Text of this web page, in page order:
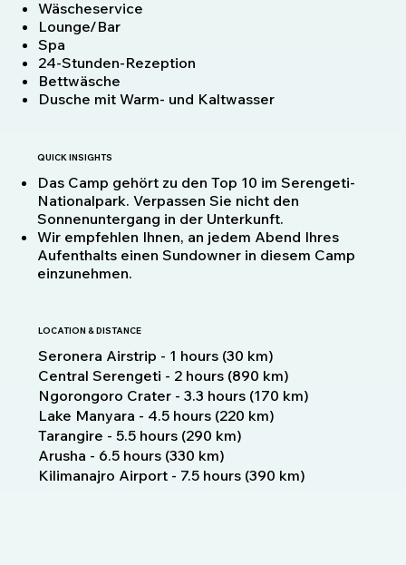
Wäscheservice
Lounge/Bar
Spa
24-Stunden-Rezeption
Bettwäsche
Dusche mit Warm- und Kaltwasser
QUICK INSIGHTS
Das Camp gehört zu den Top 10 im Serengeti-
Nationalpark. Verpassen Sie nicht den
Sonnenuntergang in der Unterkunft.
Wir empfehlen Ihnen, an jedem Abend Ihres
Aufenthalts einen Sundowner in diesem Camp
einzunehmen.
LOCATION & DISTANCE
Seronera Airstrip - 1 hours (30 km)
Central Serengeti - 2 hours (890 km)
Ngorongoro Crater - 3.3 hours (170 km)
Lake Manyara - 4.5 hours (220 km)
Tarangire - 5.5 hours (290 km)
Arusha - 6.5 hours (330 km)
Kilimanajro Airport - 7.5 hours (390 km)